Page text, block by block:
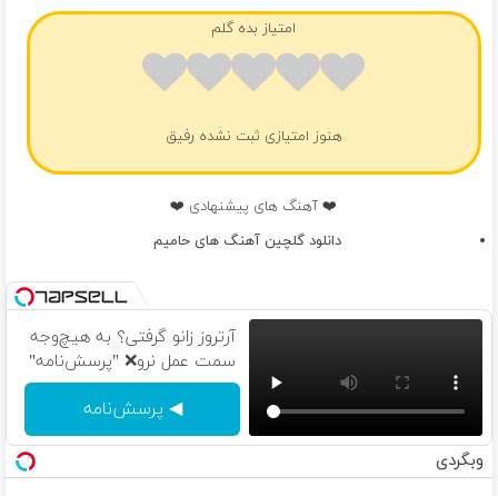
امتیاز بده گلم
هنوز امتیازی ثبت نشده رفیق
❤️ آهنگ های پیشنهادی ❤️
دانلود گلچین آهنگ های حامیم
آرتروز زانو گرفتی؟ به هیچ‌وجه
سمت عمل نرو❌ "پرسش‌نامه"
◀ پرسش‌نامه
وبگردی